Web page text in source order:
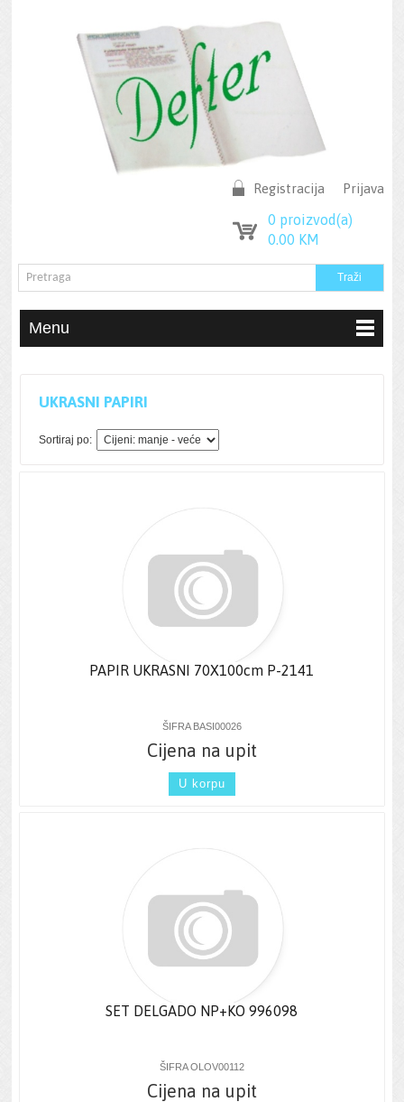
Prijava
Registracija
0 proizvod(a)
0.00 KM
Menu
UKRASNI PAPIRI
Sortiraj po:
PAPIR UKRASNI 70X100cm P-2141
ŠIFRA BASI00026
Cijena na upit
U korpu
SET DELGADO NP+KO 996098
ŠIFRA OLOV00112
Cijena na upit